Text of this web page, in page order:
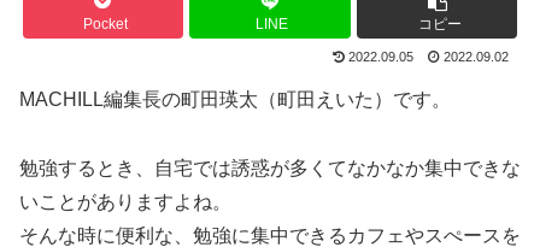
Pocket LINE コピー
2022.09.05 2022.09.02
MACHILL編集長の町田瑛太（町田えいた）です。
勉強するとき、自宅では誘惑が多くてなかなか集中できな
いことがありますよね。
そんな時に便利な、勉強に集中できるカフェやスぺースを